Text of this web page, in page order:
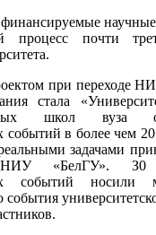
процесс почти
при переходе
стала
школ вуза
событий в более чем
задачами
НИУ «БелГУ». З0
событий носили
события